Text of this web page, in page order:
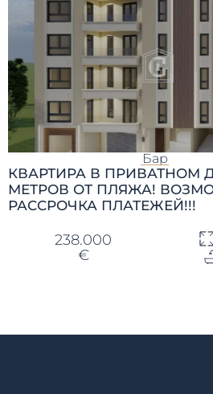
Бар
КВАРТИРА В ПРИВАТНОМ
МЕТРОВ ОТ ПЛЯЖА!
РАССРОЧКА ПЛАТЕЖЕЙ!!!
238.000
€